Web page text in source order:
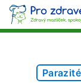
Parazité